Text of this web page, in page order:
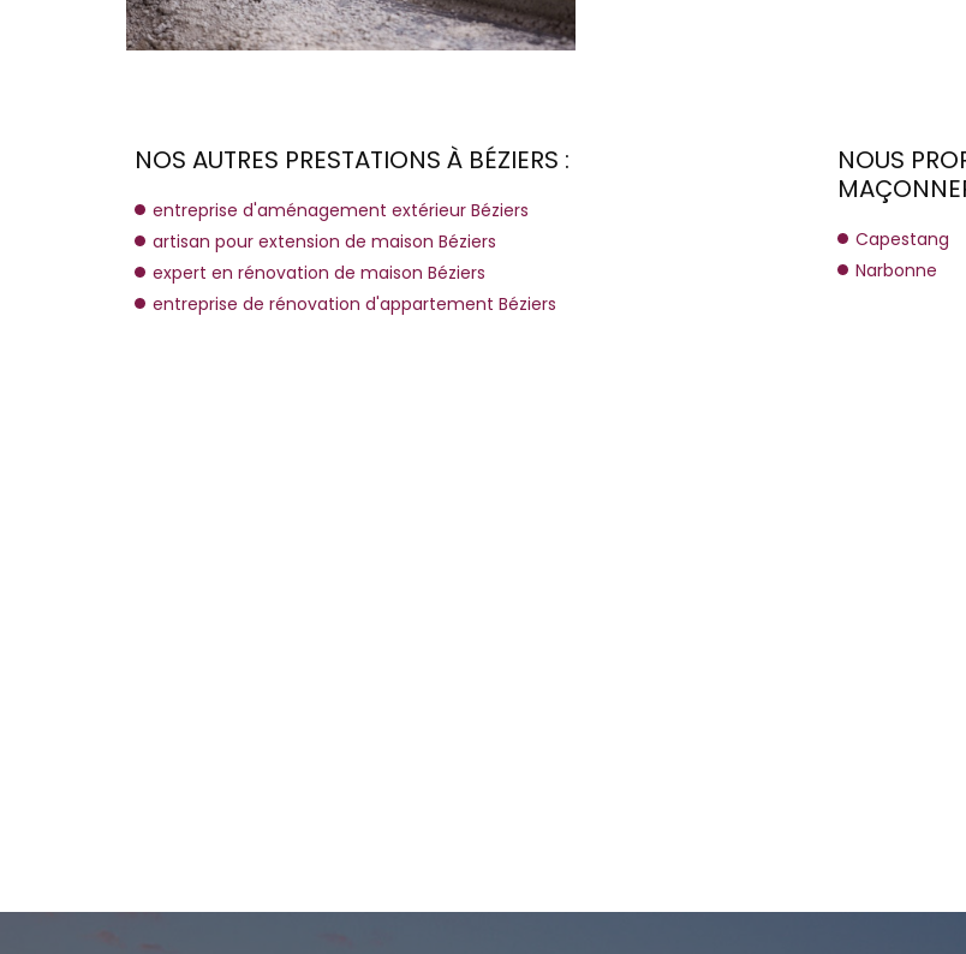
NOS AUTRES PRESTATIONS À BÉZIERS :
entreprise d'aménagement extérieur Béziers
artisan pour extension de maison Béziers
expert en rénovation de maison Béziers
entreprise de rénovation d'appartement Béziers
NOUS
Capestang
Narbonne